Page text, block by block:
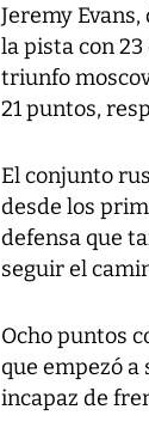
Jeremy
la pista con
triunfo
21 puntos,
El conjunto
desde los
defensa que
seguir el
Ocho puntos
que empezó
incapaz de